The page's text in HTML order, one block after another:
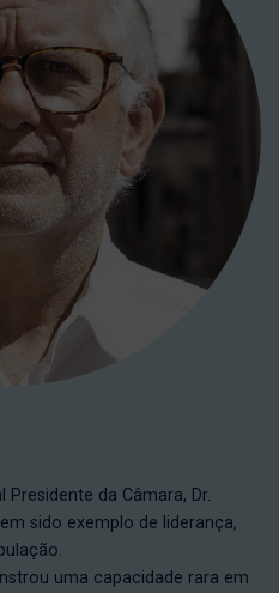
da Câmara, Dr.
sido exemplo de liderança,
uma capacidade rara em